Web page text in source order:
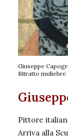
Giuseppe
Ritratto muliebre
Pittore
Arriva alla